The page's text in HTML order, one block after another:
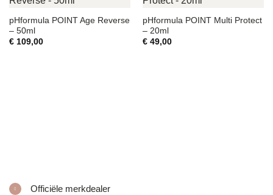
pHformula POINT Age Reverse
– 50ml
€109,00
pHformula POINT Multi Protect
– 20ml
€49,00
Officiële merkdealer